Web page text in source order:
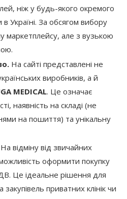
ніж у будь-якого окремого
Україні. За обсягом вибору
маркетплейсу, але з вузькою
На сайті представлені не
виробників, а й
MEDICAL. Це означає
наявність на складі (не
на пошиття) та унікальну
На відміну від звичайних
оформити покупку
Це ідеальне рішення для
приватних клінік чи